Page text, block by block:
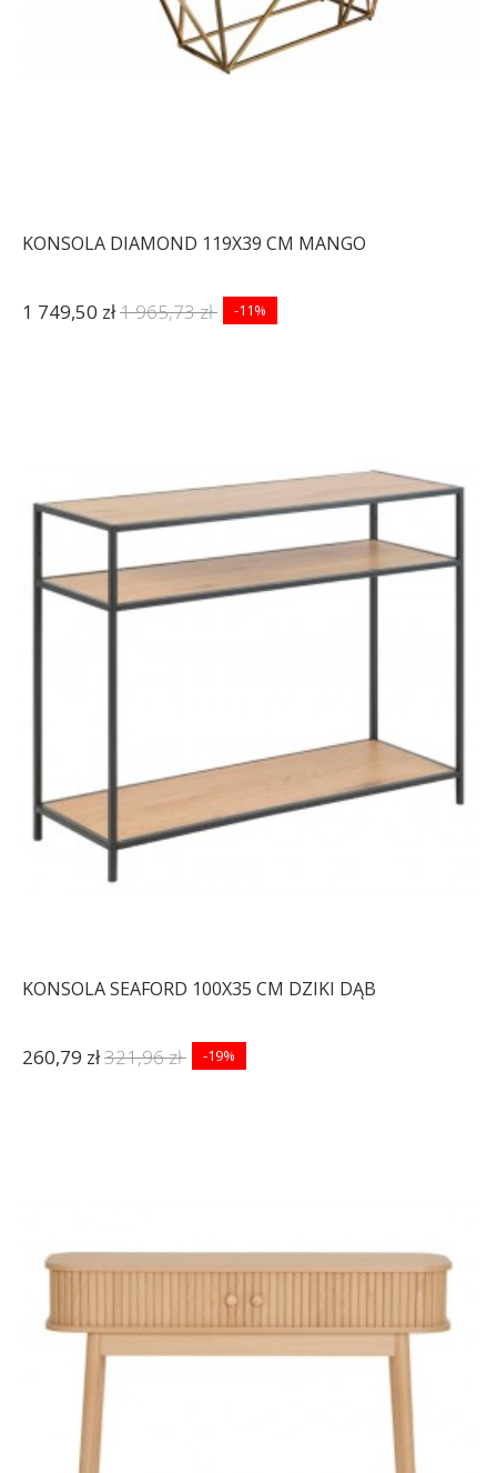
KONSOLA DIAMOND 119X39 CM MANGO
1 749,50 zł1 965,73 zł -11%
KONSOLA SEAFORD 100X35 CM DZIKI DĄB
260,79 zł321,96 zł -19%